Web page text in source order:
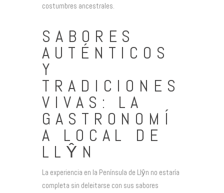
costumbres ancestrales.
SABORES
AUTÉNTICOS
Y
TRADICIONES
VIVAS: LA
GASTRONOMÍ
A LOCAL DE
LLŶN
La experiencia en la Península de Llŷn no estaría
completa sin deleitarse con sus sabores